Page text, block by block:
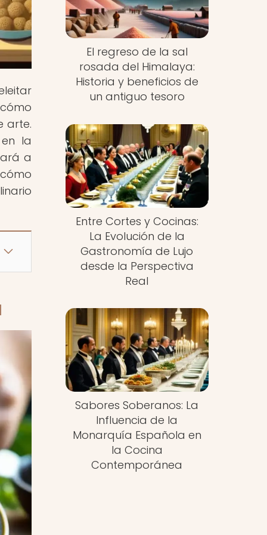
arte.
la
a
El regreso de la sal
rosada del Himalaya:
Historia y beneficios de
un antiguo tesoro
Entre Cortes y Cocinas:
La Evolución de la
Gastronomía de Lujo
desde la Perspectiva
Real
Sabores Soberanos: La
Influencia de la
Monarquía Española en
la Cocina
Contemporánea